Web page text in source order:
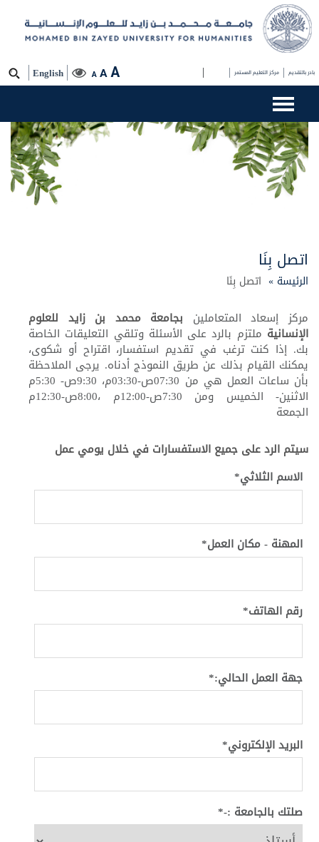
English A A A بادر بالتقديم مركز التعليم المستمر
اتصل بِنَا
الرئيسة » اتصل بِنَا
مركز إسعاد المتعاملين بجامعة محمد بن زايد للعلوم
الإنسانية ملتزم بالرد على الأسئلة وتلقي التعليقات الخاصة
بك. إذا كنت ترغب في تقديم استفسار، اقتراح أو شكوى،
يمكنك القيام بذلك عن طريق النموذج أدناه. يرجى الملاحظة
بأن ساعات العمل هي من 07:30ص-03:30م، 9:30ص- 5:30م
الاثنين- الخميس ومن 7:30ص-12:00م ،8:00ص-12:30م
الجمعة
سيتم الرد على جميع الاستفسارات في خلال يومي عمل
الاسم الثلاثي*
المهنة - مكان العمل*
رقم الهاتف*
جهة العمل الحالي:*
البريد الإلكتروني*
صلتك بالجامعة :-*